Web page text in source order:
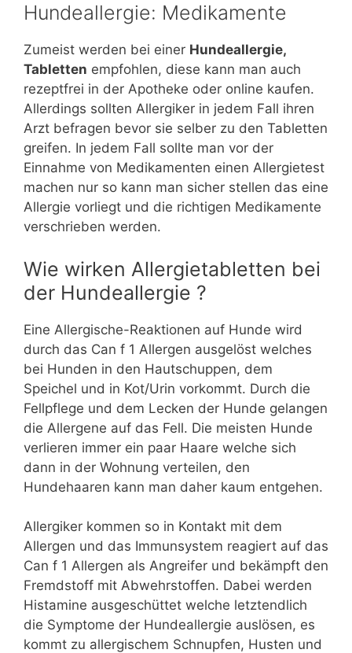
Hundeallergie: Medikamente
Zumeist werden bei einer Hundeallergie,
Tabletten empfohlen, diese kann man auch
rezeptfrei in der Apotheke oder online kaufen.
Allerdings sollten Allergiker in jedem Fall ihren
Arzt befragen bevor sie selber zu den Tabletten
greifen. In jedem Fall sollte man vor der
Einnahme von Medikamenten einen Allergietest
machen nur so kann man sicher stellen das eine
Allergie vorliegt und die richtigen Medikamente
verschrieben werden.
Wie wirken Allergietabletten bei
der Hundeallergie ?
Eine Allergische-Reaktionen auf Hunde wird
durch das Can f 1 Allergen ausgelöst welches
bei Hunden in den Hautschuppen, dem
Speichel und in Kot/Urin vorkommt. Durch die
Fellpflege und dem Lecken der Hunde gelangen
die Allergene auf das Fell. Die meisten Hunde
verlieren immer ein paar Haare welche sich
dann in der Wohnung verteilen, den
Hundehaaren kann man daher kaum entgehen.
Allergiker kommen so in Kontakt mit dem
Allergen und das Immunsystem reagiert auf das
Can f 1 Allergen als Angreifer und bekämpft den
Fremdstoff mit Abwehrstoffen. Dabei werden
Histamine ausgeschüttet welche letztendlich
die Symptome der Hundeallergie auslösen, es
kommt zu allergischem Schnupfen, Husten und